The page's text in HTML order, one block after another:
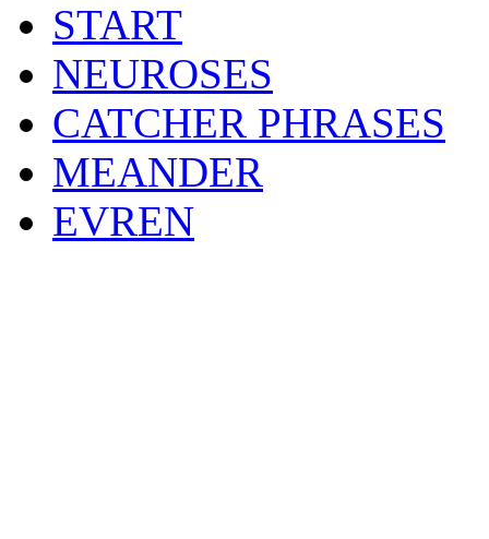
START
NEUROSES
CATCHER PHRASES
MEANDER
EVREN